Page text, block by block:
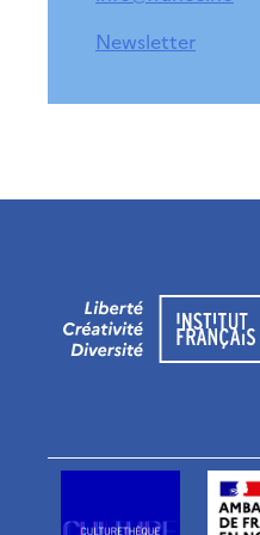
Newsletter